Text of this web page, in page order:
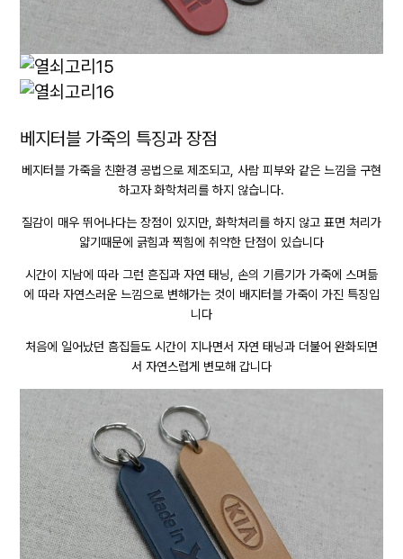
베지터블 가죽의 특징과 장점
베지터블 가죽을 친환경 공법으로 제조되고, 사람 피부와 같은 느낌을 구현
하고자 화학처리를 하지 않습니다.
질감이 매우 뛰어나다는 장점이 있지만, 화학처리를 하지 않고 표면 처리가
얇기때문에 긁힘과 찍힘에 취약한 단점이 있습니다
시간이 지남에 따라 그런 흔집과 자연 태닝, 손의 기름기가 가죽에 스며듦
에 따라 자연스러운 느낌으로 변해가는 것이 배지터블 가죽이 가진 특징입
니다
처음에 일어났던 흠집들도 시간이 지나면서 자연 태닝과 더불어 완화되면
서 자연스럽게 변모해 갑니다